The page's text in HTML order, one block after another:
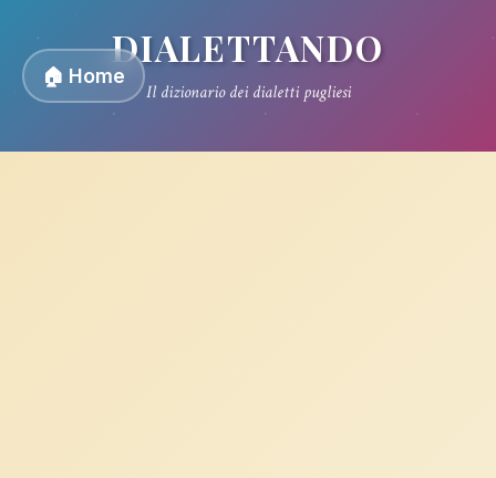
🏠 Home
DIALETTANDO
Il dizionario dei dialetti pugliesi